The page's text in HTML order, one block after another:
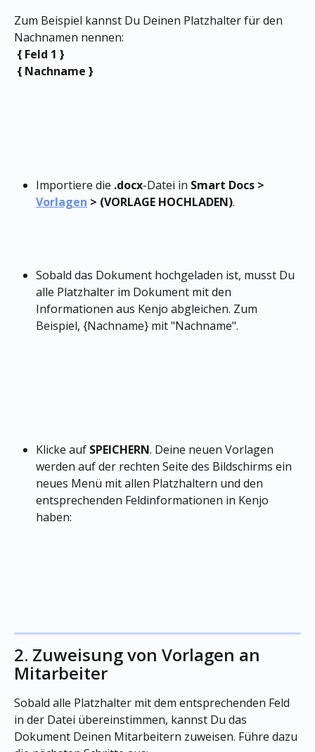
Zum Beispiel kannst Du Deinen Platzhalter für den
Nachnamen nennen:
{ Feld 1 }
{ Nachname }
Importiere die .docx-Datei in Smart Docs >
Vorlagen > (VORLAGE HOCHLADEN).
Sobald das Dokument hochgeladen ist, musst Du
alle Platzhalter im Dokument mit den
Informationen aus Kenjo abgleichen. Zum
Beispiel, {Nachname} mit "Nachname".
Klicke auf SPEICHERN. Deine neuen Vorlagen
werden auf der rechten Seite des Bildschirms ein
neues Menü mit allen Platzhaltern und den
entsprechenden Feldinformationen in Kenjo
haben:
2. Zuweisung von Vorlagen an
Mitarbeiter
Sobald alle Platzhalter mit dem entsprechenden Feld
in der Datei übereinstimmen, kannst Du das
Dokument Deinen Mitarbeitern zuweisen. Führe dazu